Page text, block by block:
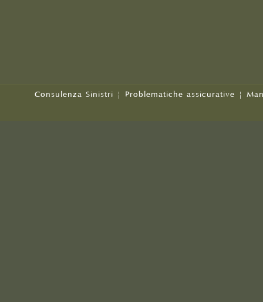
Consulenza Sinistri | Problematiche assicurative |